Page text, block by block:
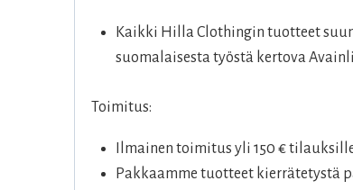
Kaikki Hilla Clothingin tuotteet
suomalaisesta työstä kertova
Toimitus:
Ilmainen toimitus yli 150 €
Pakkaamme tuotteet kierrätetystä